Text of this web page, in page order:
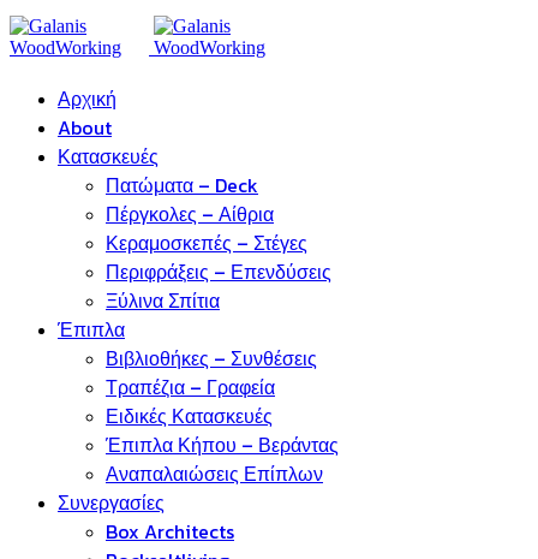
Αρχική
About
Κατασκευές
Πατώματα – Deck
Πέργκολες – Αίθρια
Κεραμοσκεπές – Στέγες
Περιφράξεις – Επενδύσεις
Ξύλινα Σπίτια
Έπιπλα
Βιβλιοθήκες – Συνθέσεις
Τραπέζια – Γραφεία
Ειδικές Κατασκευές
Έπιπλα Κήπου – Βεράντας
Αναπαλαιώσεις Επίπλων
Συνεργασίες
Box Architects